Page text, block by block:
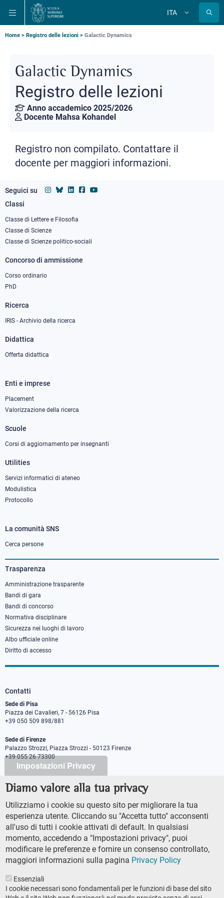
Impostazioni Privacy
Diamo valore alla tua privacy
Utilizziamo i cookie su questo sito per migliorare la tua
esperienza utente. Cliccando su "Accetta tutto" acconsenti
all'uso di tutti i cookie attivati di default. In qualsiasi
momento, accedendo a "Impostazioni privacy", puoi
modificare le preferenze e fornire un consenso controllato,
maggiori informazioni sulla pagina Privacy Policy
Essenziali
I cookie necessari sono fondamentali per le funzioni di base del sito
alla
navigazione
principale
contenuto
principale
alla
ricerca
principale
ITA
Briciole
pane
Home Registro delle lezioni Galactic Dynamics
Galactic Dynamics
Registro delle lezioni
Anno accademico 2025/2026
Docente Mahsa Kohandel
Registro non compilato. Contattare il
docente per maggiori informazioni.
Seguici su
Footer
column
1
Classi
Classe di Lettere e Filosofia
Classe di Scienze
Classe di Scienze politico-sociali
Concorso di ammissione
Corso ordinario
PhD
Ricerca
IRIS - Archivio della ricerca
Didattica
Offerta didattica
Footer
column
Enti e imprese
Placement
Valorizzazione della ricerca
Scuole
Corsi di aggiornamento per insegnanti
Utilities
Servizi informatici di ateneo
Modulistica
Protocollo
Footer
column
3
La comunità SNS
Cerca persone
Trasparenza
Amministrazione trasparente
Bandi di gara
Bandi di concorso
Normativa disciplinare
Sicurezza nei luoghi di lavoro
Albo ufficiale online
Diritto di accesso
Contatti
Sede di Pisa
Piazza dei Cavalieri, 7 - 56126 Pisa
+39 050 509 898/881
Sede di Firenze
Palazzo Strozzi, Piazza Strozzi - 50123 Firenze
+39 055 26 73300
PEC protocollo@pec.sns.it
Codice Fiscale 8000 5050507
Ufficio comunicazione
Addetto stampa
URP - Ufficio relazioni con il pubblico